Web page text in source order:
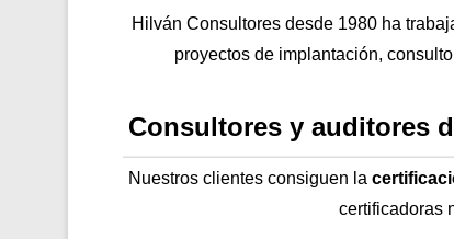
Hilván Consultores desde 1980 ha
proyectos de implantación,
Consultores y auditores
Nuestros clientes consiguen la
certificadoras